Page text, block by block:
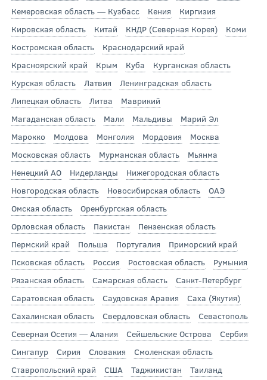
Кемеровская область — Кузбасс
Кения
Киргизия
Кировская область
Китай КНДР (Северная Корея)
Коми
Костромская область
Краснодарский край
Красноярский край
Крым Куба
Курганская область
Курская область
Латвия
Ленинградская область
Липецкая область
Литва
Маврикий
Магаданская область
Мали Мальдивы
Марий Эл
Марокко
Молдова Монголия Мордовия
Москва
Московская область
Мурманская область
Мьянма
Ненецкий АО
Нидерланды
Нижегородская область
Новгородская область
Новосибирская область
ОАЭ
Омская область
Оренбургская область
Орловская область
Пакистан
Пензенская область
Пермский край
Польша Португалия
Приморский край
Псковская область
Россия Ростовская область
Румыния
Рязанская область
Самарская область
Санкт-Петербург
Саратовская область
Саудовская Аравия
Саха (Якутия)
Сахалинская область
Свердловская область
Севастополь
Северная Осетия — Алания
Сейшельские Острова
Сербия
Сингапур
Сирия Словакия
Смоленская область
Ставропольский край
США Таджикистан
Таиланд